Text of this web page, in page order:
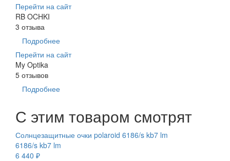
Перейти на сайт
RB OCHKI
3 отзыва
Подробнее
Перейти на сайт
My Optika
5 отзывов
Подробнее
С этим товаром смотрят
Солнцезащитные очки polaroid 6186/s kb7 lm
6186/s kb7 lm
6 440 ₽